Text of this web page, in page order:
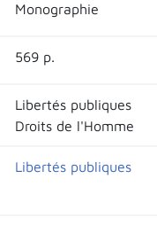
Monographie
569 p.
Libertés publiques
Droits de l'Homme
Libertés publiques